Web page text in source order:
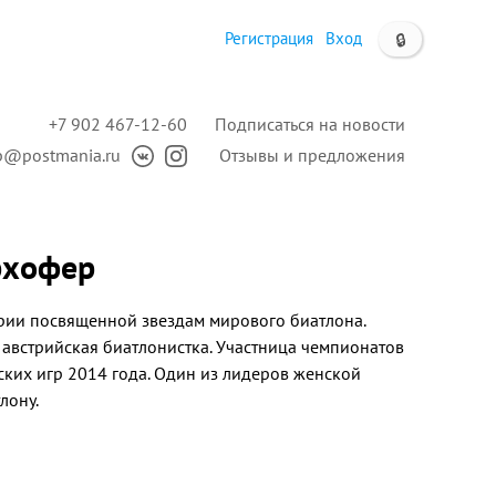
🔒
Регистрация Вход
Подписаться на новости
Отзывы и предложения
+7 902 467-12-60
посвященной звездам мирового биатлона.
австрийская биатлонистка. Участница чемпионатов
игр 2014 года. Один из лидеров женской